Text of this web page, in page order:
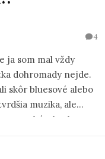
4
ja som mal vždy
dohromady nejde.
skôr bluesové alebo
muzika, ale
tu bývalo ako